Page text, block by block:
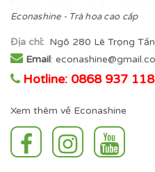
Econashine - Trà hoa cao cấp
Địa chỉ: Ngõ 280 Lê Trọng
Email:
Hotline: 0868 937 118
Xem thêm về Econashine